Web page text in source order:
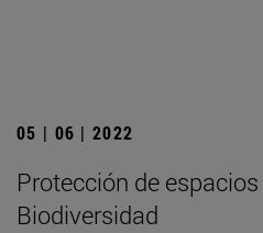
05 | 06 | 2022
Protección de
Biodiversidad